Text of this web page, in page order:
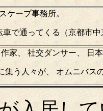
ケープ事務所。
車で通ってくる（京都市中
家、 社交ダンサー、 日
集う人々が、 オムニバス